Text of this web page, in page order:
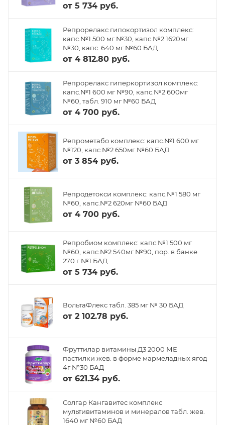
от 5 734 руб.
Репрорелакс гипокортизол комплекс:
капс.№1 500 мг №30, капс.№2 1620мг
№30, капс. 640 мг №60 БАД
от 4 812.80 руб.
Репрорелакс гиперкортизол комплекс:
капс.№1 600 мг №90, капс.№2 600мг
№60, табл. 910 мг №60 БАД
от 4 700 руб.
Репрометабо комплекс: капс.№1 600 мг
№120, капс.№2 650мг №60 БАД
от 3 854 руб.
Репродетокси комплекс: капс.№1 580 мг
№60, капс.№2 620мг №60 БАД
от 4 700 руб.
Репробиом комплекс: капс.№1 500 мг
№60, капс.№2 540мг №90, пор. в банке
270 г №1 БАД
от 5 734 руб.
ВольтаФлекс табл. 385 мг № 30 БАД
от 2 102.78 руб.
Фруттилар витамины Д3 2000 МЕ
пастилки жев. в форме мармеладных ягод
4г №30 БАД
от 621.34 руб.
Солгар Кангавитес комплекс
мультивитаминов и минералов табл. жев.
1640 мг №60 БАД